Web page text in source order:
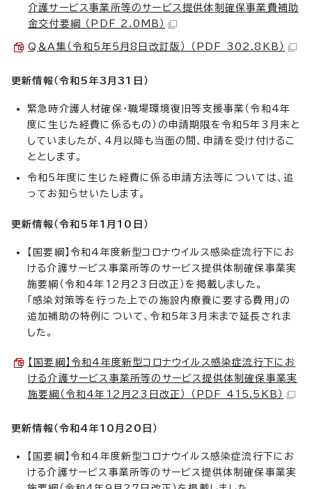
介護サービス事業所等のサービス提供体制確保事業費補助
金交付要綱 （PDF 2.0MB）
Q＆A集（令和5年5月8日改訂版） （PDF 302.8KB）
更新情報（令和5年3月31 日）
緊急時介護人材確保・職場環境復旧等支援事業（令和4年
度に生じた経費に係るもの）の申請期限を令和5年3月末と
していましたが、4月以降も当面の間、申請を受け付けるこ
ととします。
令和5年度に生じた経費に係る申請方法等については、追
ってお知らせいたします。
更新情報（令和5年1月10 日）
【国要綱】令和4年度新型コロナウイルス感染症流行下にお
ける介護サービス事業所等のサービス提供体制確保事業実
施要綱（令和4年12月23日改正）を掲載しました。
「感染対策等を行った上での施設内療養に要する費用」の
追加補助の特例について、令和5年3月末まで延長されま
した。
【国要綱】令和4年度新型コロナウイルス感染症流行下にお
ける介護サービス事業所等のサービス提供体制確保事業実
施要綱（令和4年12月23日改正） （PDF 415.5KB）
更新情報（令和4年10月20 日）
【国要綱】令和4年度新型コロナウイルス感染症流行下にお
ける介護サービス事業所等のサービス提供体制確保事業実